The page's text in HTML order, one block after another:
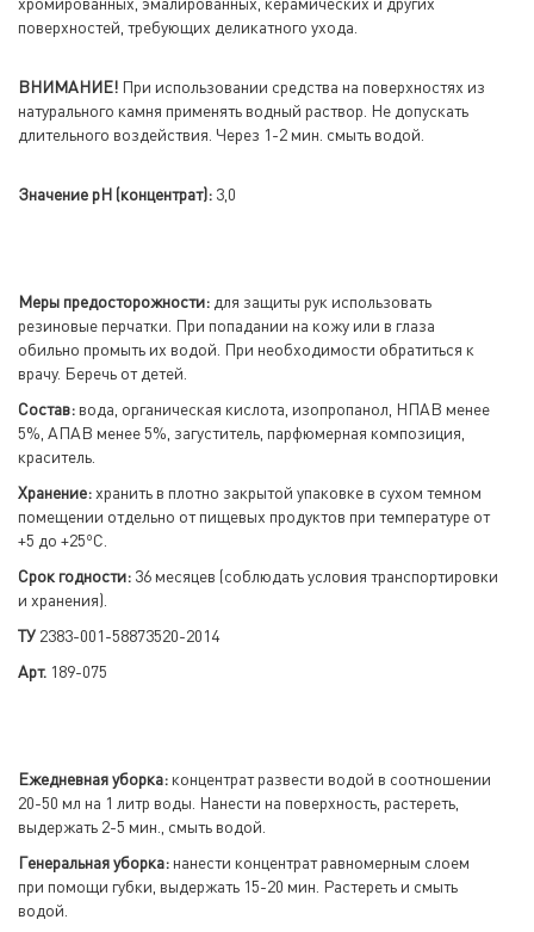
поверхностей, требующих деликатного ухода.
ВНИМАНИЕ! При использовании средства на поверхностях из
натурального камня применять водный раствор. Не допускать
длительного воздействия. Через 1-2 мин. смыть водой.
Значение pH (концентрат): 3,0
Меры предосторожности: для защиты рук использовать
резиновые перчатки. При попадании на кожу или в глаза
обильно промыть их водой. При необходимости обратиться к
врачу. Беречь от детей.
Состав: вода, органическая кислота, изопропанол, НПАВ менее
5%, АПАВ менее 5%, загуститель, парфюмерная композиция,
краситель.
Хранение:хранить в плотно закрытой упаковке в сухом темном
помещении отдельно от пищевых продуктов при температуре от
+5 до +25оС.
Срок годности: 36 месяцев (соблюдать условия транспортировки
и хранения).
ТУ 2383-001-58873520-2014
Арт. 189-075
Ежедневная уборка: концентрат развести водой в соотношении
20-50 мл на 1 литр воды. Нанести на поверхность, растереть,
выдержать 2-5 мин., смыть водой.
Генеральная уборка: нанести концентрат равномерным слоем
при помощи губки, выдержать 15-20 мин. Растереть и смыть
водой.